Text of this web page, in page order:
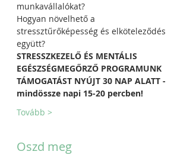
munkavállalókat?
Hogyan növelhető a
stressztűrőképesség és elköteleződés
együtt?
STRESSZKEZELŐ ÉS MENTÁLIS
EGÉSZSÉGMEGŐRZŐ PROGRAMUNK
TÁMOGATÁST NYÚJT 30 NAP ALATT -
mindössze napi 15-20 percben!
Tovább >
Oszd meg